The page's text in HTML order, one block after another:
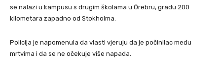
se nalazi u kampusu s drugim školama u Örebru, gradu 200
kilometara zapadno od Stokholma.
Policija je napomenula da vlasti vjeruju da je počinilac među
mrtvima i da se ne očekuje više napada.